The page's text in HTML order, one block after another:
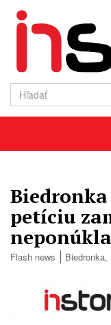
petíciu
Flash news Biedronka,